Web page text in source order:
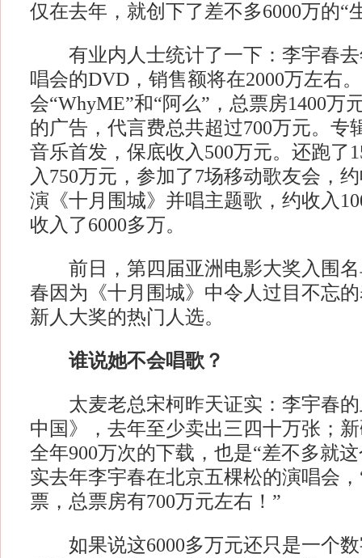
仅在去年，就创下了差不多6000万的“
有业内人士统计了一下：李宇春去
唱会的DVD，销售额将在2000万左右
会“WhyME”和“阿么”，总票房1400万
的广告，代言费总共超过700万元。专
音乐首发，保底收入500万元。还跑了
入750万元，参加了7场移动歌友会，
演《十月围城》并唱主题歌，约收入
收入了6000多万。
前日，第四届亚洲电影大奖入围名
春因为《十月围城》中令人过目不忘
新人大奖的热门人选。
谁说她不会唱歌？
太麦老总宋柯昨天证实：李宇春的
中国》，去年至少卖出三四十万张；
全年900万次的下载，也是“差不多就
实去年李宇春在北京五棵松的演唱会
票，总票房有700万元左右！”
如果说这6000多万元还只是一个数